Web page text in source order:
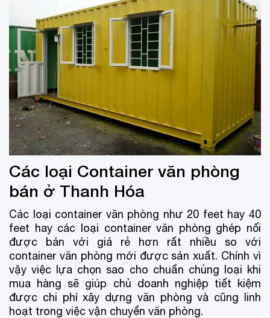
Các loại Container văn phòng
bán ở Thanh Hóa
Các loại container văn phòng như 20 feet hay 40
feet hay các loại container văn phòng ghép nối
được bán với giá rẻ hơn rất nhiều so với
container văn phòng mới được sản xuất. Chính vì
vậy việc lựa chọn sao cho chuẩn chủng loại khi
mua hàng sẽ giúp chủ doanh nghiệp tiết kiệm
được chi phí xây dựng văn phòng và cũng linh
hoạt trong việc vận chuyển văn phòng.